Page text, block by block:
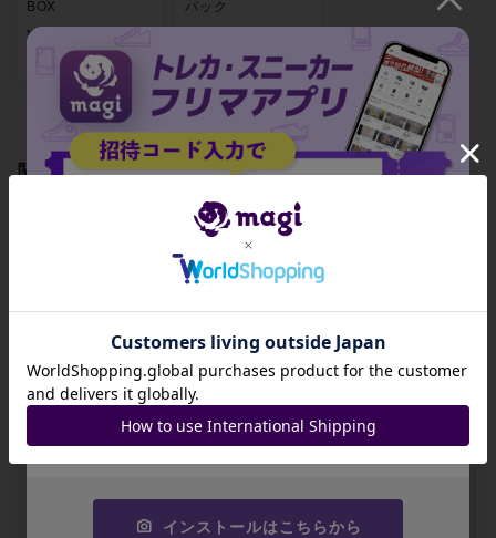
BOX
¥ 12,000 ~
出品数 71
パック
出品数 3
関連製品
【BGS9】ラルトス
S 258/190
-
【BGS9】フワンテ
S 260/190
-
出品数 0
【BGS9】ミミッキ
ュ S 265/190
-
出品数 0
招待コード
JA9XS8
コピーする
インストールはこちらから